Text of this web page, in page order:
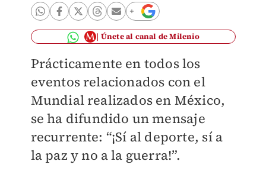
Únete al canal de Milenio
Prácticamente en todos los
eventos relacionados con el
Mundial realizados en México,
se ha difundido un mensaje
recurrente: “¡Sí al deporte, sí a
la paz y no a la guerra!”.